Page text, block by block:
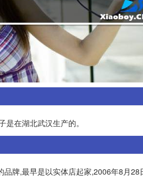
在湖北武汉生产的。
牌,最早是以实体店起家,2006年8月